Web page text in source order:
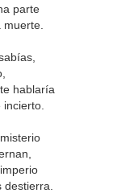
parte
hablaría